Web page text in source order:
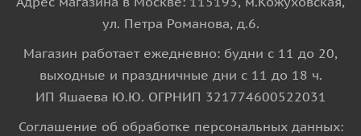
ул. Петра Романова, д.6.
Магазин работает ежедневно: будни с 11 до 20,
выходные и праздничные дни с 11 до 18 ч.
ИП Яшаева Ю.Ю. ОГРНИП 321774600522031
Соглашение об обработке персональных данных: